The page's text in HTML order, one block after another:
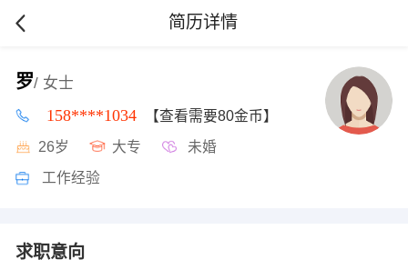
简历详情
罗/ 女士
158****1034 【查看需要80金币】
26岁 大专 未婚
工作经验
求职意向